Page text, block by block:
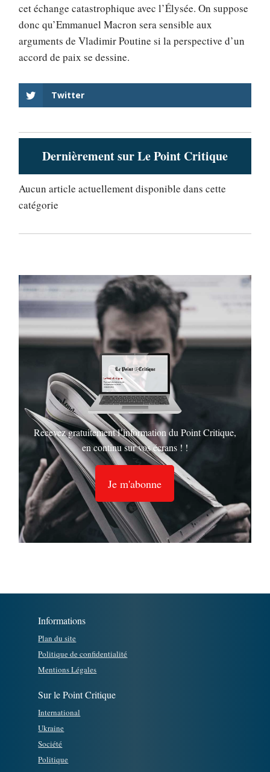
cet échange catastrophique avec l’Élysée. On suppose
donc qu’Emmanuel Macron sera sensible aux
arguments de Vladimir Poutine si la perspective d’un
accord de paix se dessine.
Twitter
Dernièrement sur Le Point Critique
Aucun article actuellement disponible dans cette
catégorie
Recevez gratuitement l’information du Point Critique,
en continu sur vos écrans ! !
Je m'abonne
Informations
Plan du site
Politique de confidentialité
Mentions Légales
Sur le Point Critique
International
Ukraine
Société
Politique